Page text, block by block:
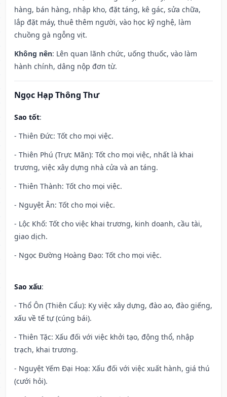
hàng, bán hàng, nhập kho, đặt táng, kê gác, sửa chữa,
lắp đặt máy, thuê thêm người, vào học kỹ nghệ, làm
chuồng gà ngỗng vịt.
Không nên: Lên quan lãnh chức, uống thuốc, vào làm
hành chính, dâng nộp đơn từ.
Ngọc Hạp Thông Thư
Sao tốt:
- Thiên Đức: Tốt cho mọi việc.
- Thiên Phú (Trực Mãn): Tốt cho mọi việc, nhất là khai
trương, việc xây dựng nhà cửa và an táng.
- Thiên Thành: Tốt cho mọi việc.
- Nguyệt Ân: Tốt cho mọi việc.
- Lộc Khố: Tốt cho việc khai trương, kinh doanh, cầu tài,
giao dịch.
- Ngọc Đường Hoàng Đạo: Tốt cho mọi việc.
Sao xấu:
- Thổ Ôn (Thiên Cẩu): Kỵ việc xây dựng, đào ao, đào giếng,
xấu về tế tự (cúng bái).
- Thiên Tặc: Xấu đối với việc khởi tạo, động thổ, nhập
trạch, khai trương.
- Nguyệt Yếm Đại Hoạ: Xấu đối với việc xuất hành, giá thú
(cưới hỏi).